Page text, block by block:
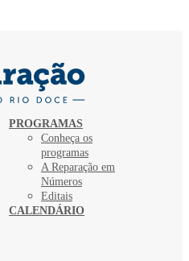
PROGRAMAS
Conheça os
programas
A Reparação em
Números
Editais
CALENDÁRIO